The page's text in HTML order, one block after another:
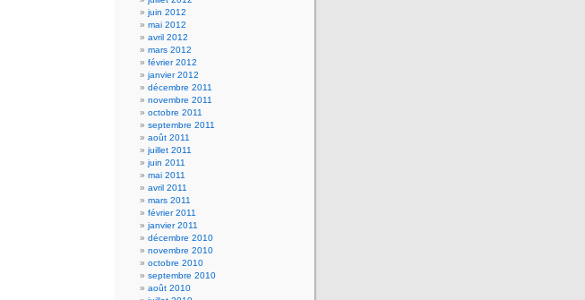
juin 2012
mai 2012
avril 2012
mars 2012
février 2012
janvier 2012
décembre 2011
novembre 2011
octobre 2011
septembre 2011
août 2011
juillet 2011
juin 2011
mai 2011
avril 2011
mars 2011
février 2011
janvier 2011
décembre 2010
novembre 2010
octobre 2010
septembre 2010
août 2010